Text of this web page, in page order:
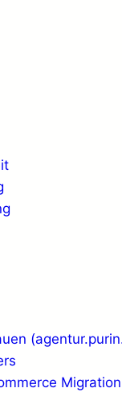
Migration